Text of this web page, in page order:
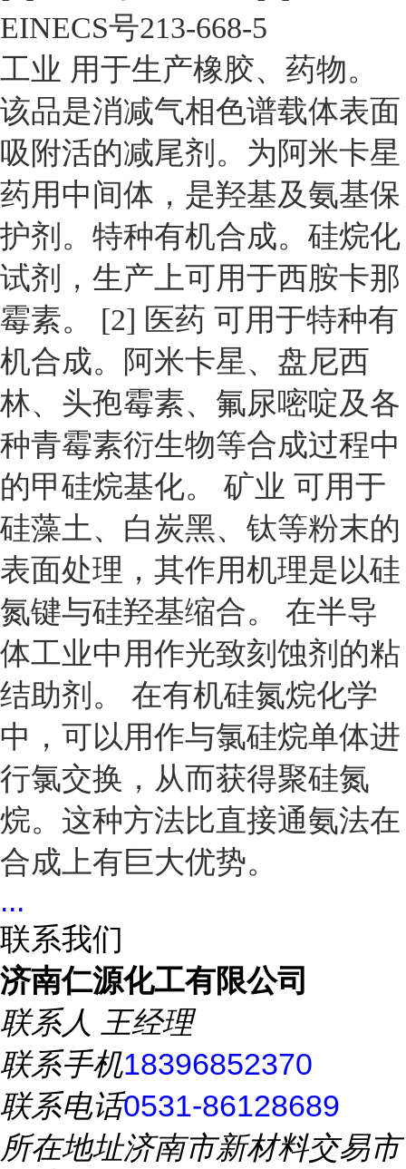
EINECS号213-668-5
工业 用于生产橡胶、药物。
该品是消减气相色谱载体表面
吸附活的减尾剂。为阿米卡星
药用中间体，是羟基及氨基保
护剂。特种有机合成。硅烷化
试剂，生产上可用于西胺卡那
霉素。 [2] 医药 可用于特种有
机合成。阿米卡星、盘尼西
林、头孢霉素、氟尿嘧啶及各
种青霉素衍生物等合成过程中
的甲硅烷基化。 矿业 可用于
硅藻土、白炭黑、钛等粉末的
表面处理，其作用机理是以硅
氮键与硅羟基缩合。 在半导
体工业中用作光致刻蚀剂的粘
结助剂。 在有机硅氮烷化学
中，可以用作与氯硅烷单体进
行氯交换，从而获得聚硅氮
烷。这种方法比直接通氨法在
合成上有巨大优势。
...
联系我们
济南仁源化工有限公司
联系人 王经理
联系手机18396852370
联系电话0531-86128689
所在地址济南市新材料交易市